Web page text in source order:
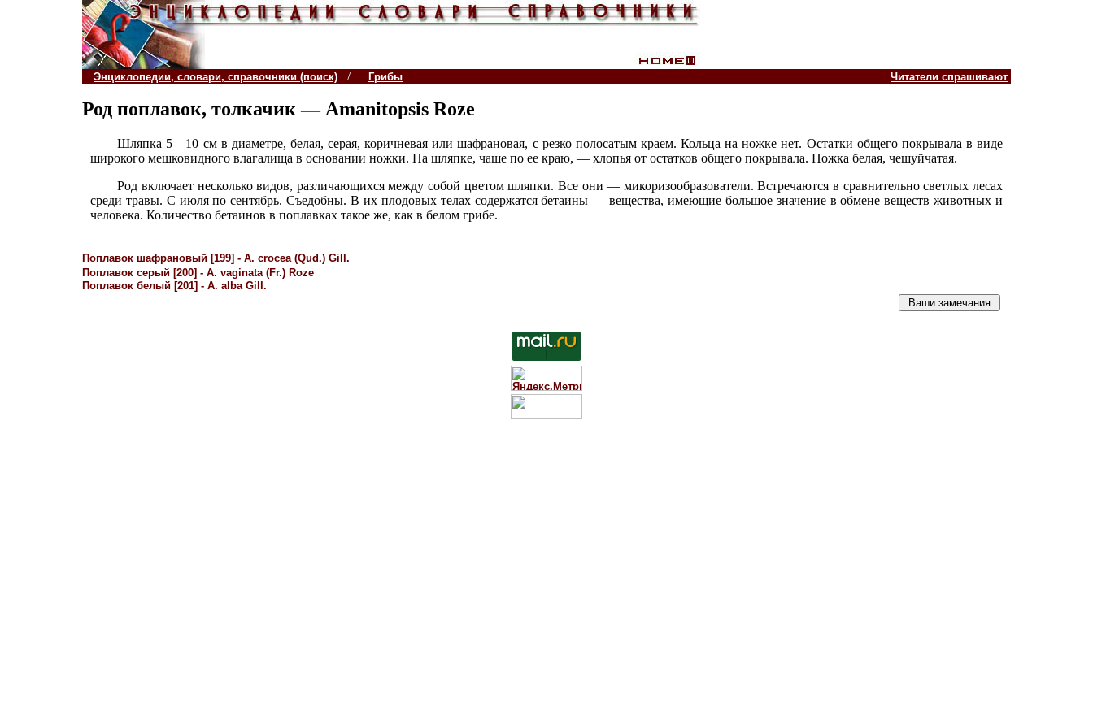
Энциклопедии, словари, справочники (поиск) / Грибы Читатели спрашивают
Род поплавок, толкачик — Amanitopsis Roze
Шляпка 5—10 см в диаметре, белая, серая, коричневая или шафрановая, с резко полосатым краем. Кольца на ножке нет. Остатки общего покрывала в виде
широкого мешковидного влагалища в основании ножки. На шляпке, чаше по ее краю, — хлопья от остатков общего покрывала. Ножка белая, чешуйчатая.
Род включает несколько видов, различающихся между собой цветом шляпки. Все они — микоризообразователи. Встречаются в сравнительно светлых лесах
среди травы. С июля по сентябрь. Съедобны. В их плодовых телах содержатся бетаины — вещества, имеющие большое значение в обмене веществ животных и
человека. Количество бетаинов в поплавках такое же, как в белом грибе.
Поплавок шафрановый [199] - A. crocea (Qud.) Gill.
Поплавок серый [200] - A. vaginata (Fr.) Roze
Поплавок белый [201] - A. alba Gill.